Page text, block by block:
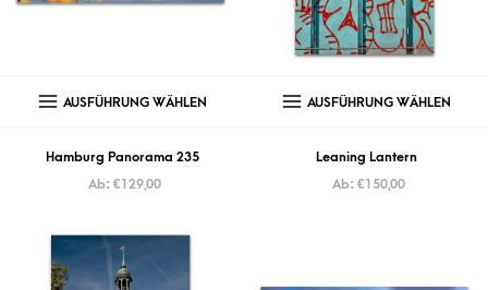
AUSFÜHRUNG WÄHLEN
Hamburg Panorama 235
Ab: €129,00
AUSFÜHRUNG WÄHLEN
Leaning Lantern
Ab: €150,00